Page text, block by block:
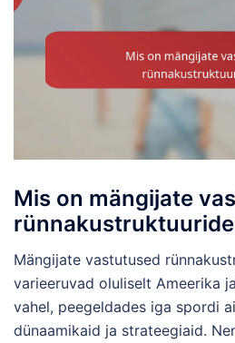
Mis on mängijate
Mängijate vastutused
varieeruvad oluliselt Ameerika
vahel, peegeldades iga spordi
dünaamikaid ja strateegiaid.